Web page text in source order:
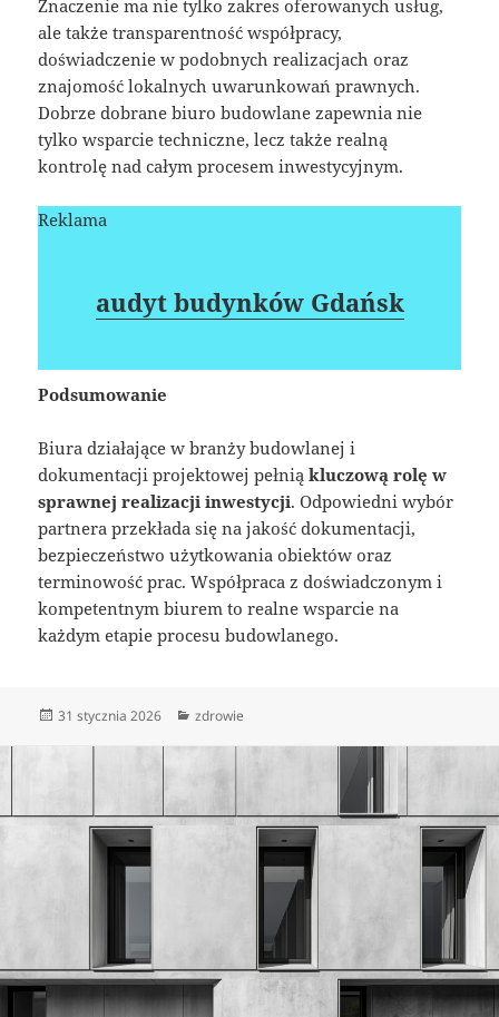
Znaczenie ma nie tylko zakres oferowanych usług,
ale także transparentność współpracy,
doświadczenie w podobnych realizacjach oraz
znajomość lokalnych uwarunkowań prawnych.
Dobrze dobrane biuro budowlane zapewnia nie
tylko wsparcie techniczne, lecz także realną
kontrolę nad całym procesem inwestycyjnym.
Reklama
audyt budynków Gdańsk
Podsumowanie
Biura działające w branży budowlanej i
dokumentacji projektowej pełniąkluczową rolę w
sprawnej realizacji inwestycji. Odpowiedni wybór
partnera przekłada się na jakość dokumentacji,
bezpieczeństwo użytkowania obiektów oraz
terminowość prac. Współpraca z doświadczonym i
kompetentnym biurem to realne wsparcie na
każdym etapie procesu budowlanego.
Data
31 stycznia 2026 Kategorie
zdrowie